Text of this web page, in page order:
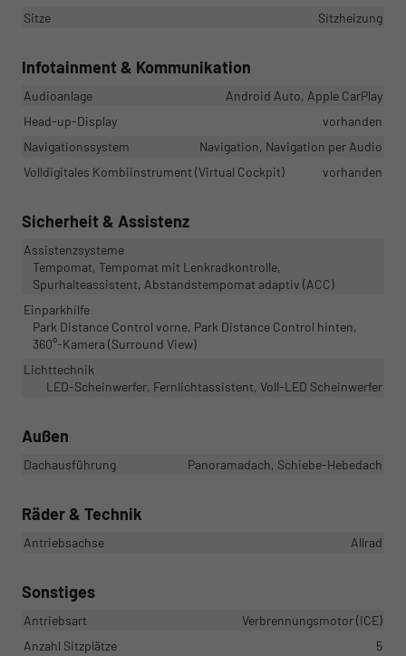
Sitze Sitzheizung
Infotainment & Kommunikation
Audioanlage
Android Auto, Apple CarPlay
Head-up-Display
vorhanden
Navigationssystem
Navigation, Navigation per Audio
Volldigitales Kombiinstrument (Virtual Cockpit)
vorhanden
Sicherheit & Assistenz
Assistenzsysteme
Tempomat, Tempomat mit Lenkradkontrolle,
Spurhalteassistent, Abstandstempomat adaptiv (ACC)
Einparkhilfe
Park Distance Control vorne, Park Distance Control hinten,
360°-Kamera (Surround View)
Lichttechnik
LED-Scheinwerfer, Fernlichtassistent, Voll-LED Scheinwerfer
Außen
Dachausführung Panoramadach, Schiebe-Hebedach
Räder & Technik
Antriebsachse Allrad
Sonstiges
Antriebsart
Verbrennungsmotor (ICE)
Anzahl Sitzplätze
5